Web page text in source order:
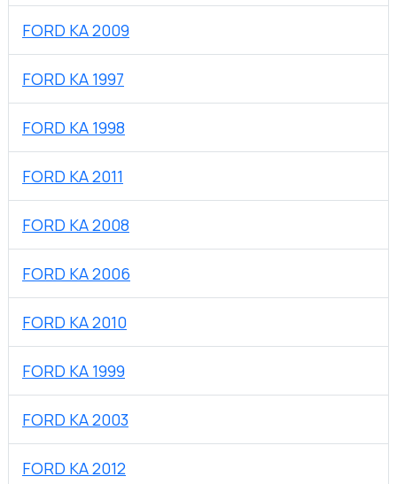
FORD KA 2009
FORD KA 1997
FORD KA 1998
FORD KA 2011
FORD KA 2008
FORD KA 2006
FORD KA 2010
FORD KA 1999
FORD KA 2003
FORD KA 2012